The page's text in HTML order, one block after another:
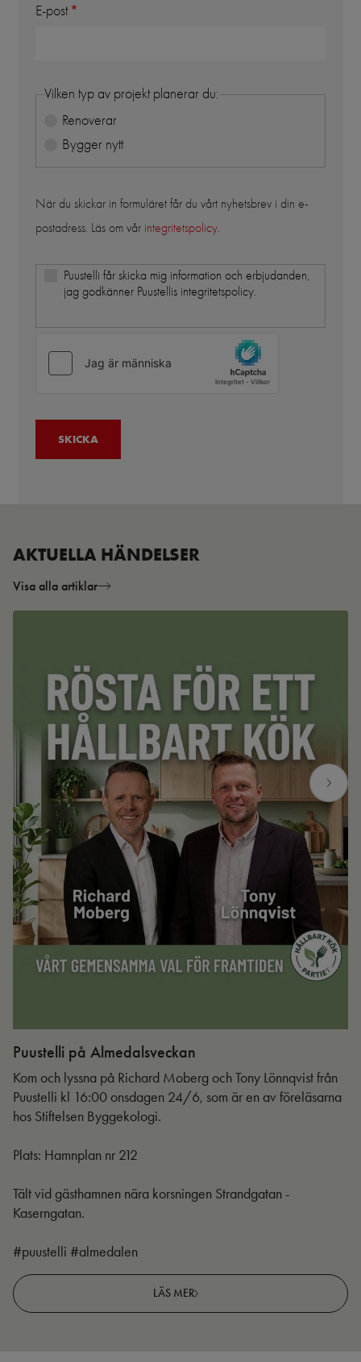
E-post
Vilken typ av projekt planerar du:
Renoverar
Bygger nytt
När du skickar in formuläret får du vårt nyhetsbrev i din e-
postadress. Läs om vår integritetspolicy
Puustelli får skicka mig information och erbjudanden,
jag godkänner Puustellis integritetspolicy.
AKTUELLA HÄNDELSER
Visa alla artiklar
Puustelli på Almedalsveckan
Kom och lyssna på Richard Moberg och Tony Lönnqvist från
Puustelli kl 16:00 onsdagen 24/6, som är en av föreläsarna
hos Stiftelsen Byggekologi.
Plats: Hamnplan nr 212
Tält vid gästhamnen nära korsningen Strandgatan -
Kaserngatan.
#puustelli #almedalen
LÄS MER